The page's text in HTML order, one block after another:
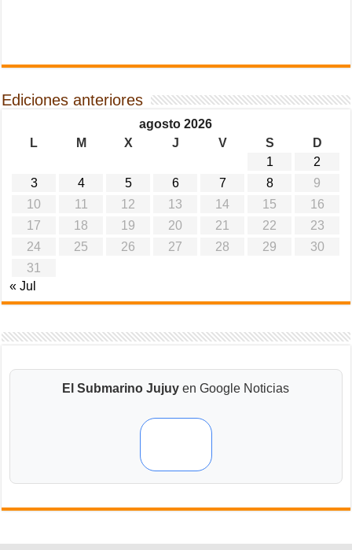
Ediciones anteriores
agosto 2026
L
M X J V S
D
1
2
3
4 5 6 7 8
9
10
11 12 13 14 15
16
17
18 19 20 21 22
23
24
25 26 27 28 29
30
31
« Jul
El Submarino Jujuy en Google Noticias